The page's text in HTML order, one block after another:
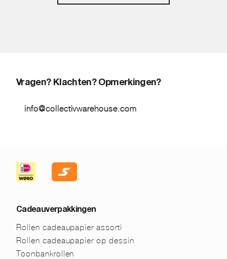
Vragen? Klachten? Opmerkingen?
info@collectivwarehouse.com
Cadeauverpakkingen
Rollen cadeaupapier assorti
Rollen cadeaupapier op dessin
Toonbankrollen